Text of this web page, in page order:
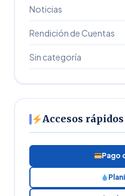
Noticias
Rendición de Cuentas
Sin categoría
Accesos rápidos
Pago